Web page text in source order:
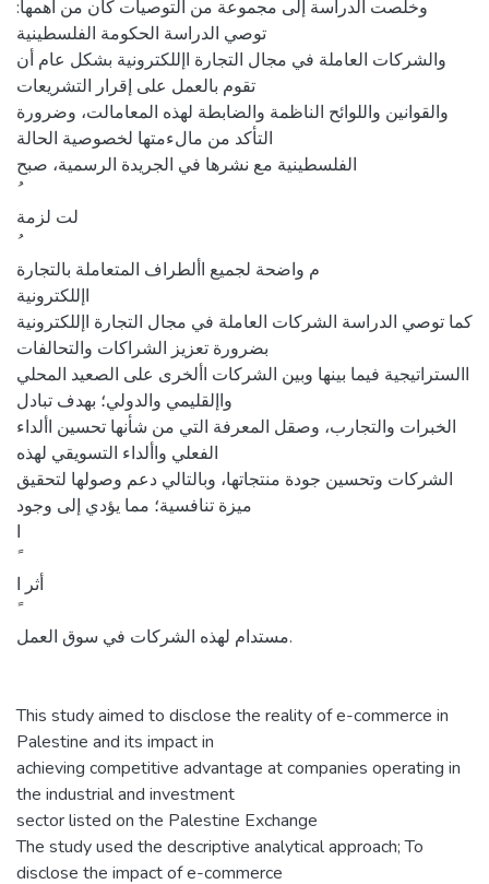
وخلصت الدراسة إلى مجموعة من التوصيات كان من أهمها:
توصي الدراسة الحكومة الفلسطينية
والشركات العاملة في مجال التجارة اإللكترونية بشكل عام أن
تقوم بالعمل على إقرار التشريعات
والقوانين واللوائح الناظمة والضابطة لهذه المعامالت، وضرورة
التأكد من مالءمتها لخصوصية الحالة
الفلسطينية مع نشرها في الجريدة الرسمية، صبح
لت لزمة
م واضحة لجميع األطراف المتعاملة بالتجارة
اإللكترونية
كما توصي الدراسة الشركات العاملة في مجال التجارة اإللكترونية
بضرورة تعزيز الشراكات والتحالفات
االستراتيجية فيما بينها وبين الشركات األخرى على الصعيد المحلي
واإلقليمي والدولي؛ بهدف تبادل
الخبرات والتجارب، وصقل المعرفة التي من شأنها تحسين األداء
الفعلي واألداء التسويقي لهذه
الشركات وتحسين جودة منتجاتها، وبالتالي دعم وصولها لتحقيق
ميزة تنافسية؛ مما يؤدي إلى وجود
ا
أثر ا
مستدام لهذه الشركات في سوق العمل.
This study aimed to disclose the reality of e-commerce in
Palestine and its impact in
achieving competitive advantage at companies operating in
the industrial and investment
sector listed on the Palestine Exchange
The study used the descriptive analytical approach; To
disclose the impact of e-commerce